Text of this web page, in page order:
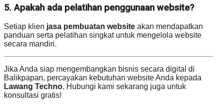
5. Apakah ada pelatihan penggunaan website?
Setiap klien jasa pembuatan website akan mendapatkan
panduan serta pelatihan singkat untuk mengelola website
secara mandiri.
Jika Anda siap mengembangkan bisnis secara digital di
Balikpapan, percayakan kebutuhan website Anda kepada
Lawang Techno. Hubungi kami sekarang juga untuk
konsultasi gratis!